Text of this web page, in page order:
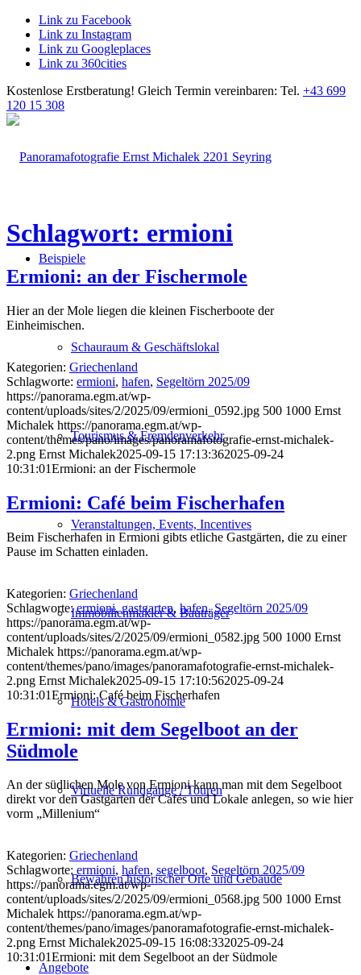
Link zu Facebook
Link zu Instagram
Link zu Googleplaces
Link zu 360cities
Kostenlose Erstberatung! Gleich Termin vereinbaren: Tel. +43 699
120 15 308
Beispiele
Schauraum & Geschäftslokal
Tourismus & Fremdenverkehr
Veranstaltungen, Events, Incentives
Immobilienmakler & Bauträger
Hotels & Gastronomie
Virtuelle Rundgänge / Touren
Bewahren historischer Orte und Gebäude
Angebote
Schlagwort: ermioni
Ermioni: an der Fischermole
Hier an der Mole liegen die kleinen Fischerboote der
Einheimischen.
Kategorien: Griechenland
Schlagworte: ermioni, hafen, Segeltörn 2025/09
https://panorama.egm.at/wp-
content/uploads/sites/2/2025/09/ermioni_0592.jpg 500 1000 Ernst
Michalek https://panorama.egm.at/wp-
content/themes/pano/images/panoramafotografie-ernst-michalek-
2.png Ernst Michalek2025-09-15 17:13:362025-09-24
10:31:01Ermioni: an der Fischermole
Ermioni: Café beim Fischerhafen
Beim Fischerhafen in Ermioni gibts etliche Gastgärten, die zu einer
Pause im Schatten einladen.
Kategorien: Griechenland
Schlagworte:ermioni,gastgarten, hafen,Segeltörn 2025/09
https://panorama.egm.at/wp-
content/uploads/sites/2/2025/09/ermioni_0582.jpg 500 1000 Ernst
Michalek https://panorama.egm.at/wp-
content/themes/pano/images/panoramafotografie-ernst-michalek-
2.png Ernst Michalek2025-09-15 17:10:562025-09-24
10:31:01Ermioni: Café beim Fischerhafen
Ermioni: mit dem Segelboot an der
Südmole
An der südlichen Mole von Ermioni kann man mit dem Segelboot
direkt vor den Gastgärten der Cafés und Lokale anlegen, so wie hier
vorm „Millenium“
Kategorien: Griechenland
Schlagworte: ermioni, hafen, segelboot, Segeltörn 2025/09
https://panorama.egm.at/wp-
content/uploads/sites/2/2025/09/ermioni_0568.jpg 500 1000 Ernst
Michalek https://panorama.egm.at/wp-
content/themes/pano/images/panoramafotografie-ernst-michalek-
2.png Ernst Michalek2025-09-15 16:08:332025-09-24
10:31:01Ermioni: mit dem Segelboot an der Südmole